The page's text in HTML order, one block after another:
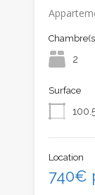
2
Surface
Location
740€